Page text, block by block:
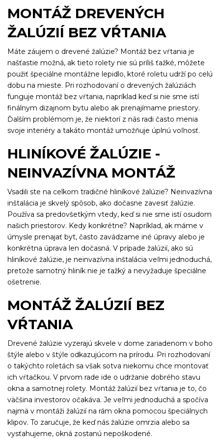
MONTÁŽ DREVENÝCH
ŽALÚZIÍ BEZ VŔTANIA
Máte záujem o drevené žalúzie? Montáž bez vŕtania je
našťastie možná, ak tieto rolety nie sú príliš ťažké, môžete
použiť špeciálne montážne lepidlo, ktoré roletu udrží po celú
dobu na mieste. Pri rozhodovaní o drevených žalúziách
funguje montáž bez vŕtania, napríklad keď si nie sme istí
finálnym dizajnom bytu alebo ak prenajímame priestory.
Ďalším problémom je, že niektorí z nás radi často menia
svoje interiéry a takáto montáž umožňuje úplnú voľnosť.
HLINÍKOVÉ ŽALÚZIE -
NEINVAZÍVNA MONTÁŽ
Vsadili ste na celkom tradičné hliníkové žalúzie? Neinvazívna
inštalácia je skvelý spôsob, ako dočasne zavesiť žalúzie.
Používa sa predovšetkým vtedy, keď si nie sme istí osudom
našich priestorov. Kedy konkrétne? Napríklad, ak máme v
úmysle prenajať byt, často zavádzame iné úpravy alebo je
konkrétna úprava len dočasná. V prípade žalúzií, ako sú
hliníkové žalúzie, je neinvazívna inštalácia veľmi jednoduchá,
pretože samotný hliník nie je ťažký a nevyžaduje špeciálne
ošetrenie.
MONTÁŽ ŽALÚZIÍ BEZ
VŔTANIA
Drevené žalúzie vyzerajú skvele v dome zariadenom v boho
štýle alebo v štýle odkazujúcom na prírodu. Pri rozhodovaní
o takýchto roletách sa však sotva niekomu chce montovať
ich vŕtačkou. V prvom rade ide o udržanie dobrého stavu
okna a samotnej rolety. Montáž žalúzií bez vŕtania je to, čo
väčšina investorov očakáva. Je veľmi jednoduchá a spočíva
najmä v montáži žalúzií na rám okna pomocou špeciálnych
klipov. To zaručuje, že keď nás žalúzie omrzia alebo sa
vysťahujeme, okná zostanú nepoškodené.